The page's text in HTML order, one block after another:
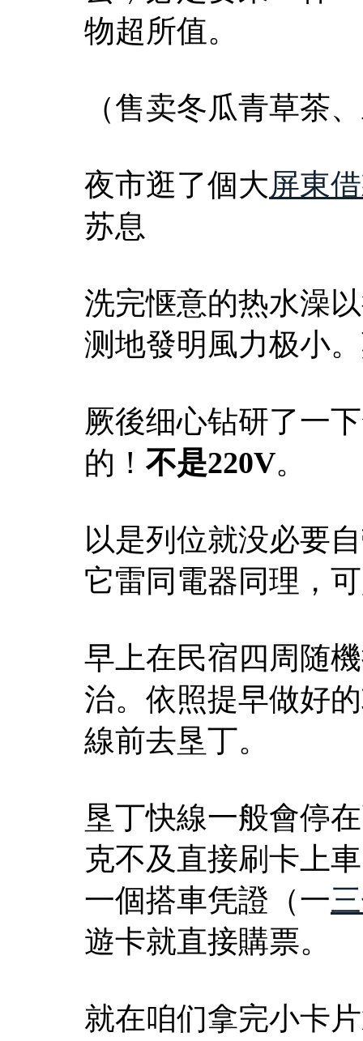
物超所值。
（售卖冬瓜青草茶
夜市逛了個大屏東
苏息
洗完惬意的热水澡
测地發明風力极小
厥後细心钻研了一
的！ 不是220V。
以是列位就没必要
它雷同電器同理，
早上在民宿四周随
治。依照提早做好
線前去垦丁。
垦丁快線一般會停
克不及直接刷卡上
一個搭車凭證（一
遊卡就直接購票。
就在咱们拿完小卡